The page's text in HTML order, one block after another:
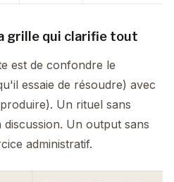
grille qui clarifie tout
est de confondre le
essaie de résoudre) avec
Un rituel sans
Un output sans
administratif.